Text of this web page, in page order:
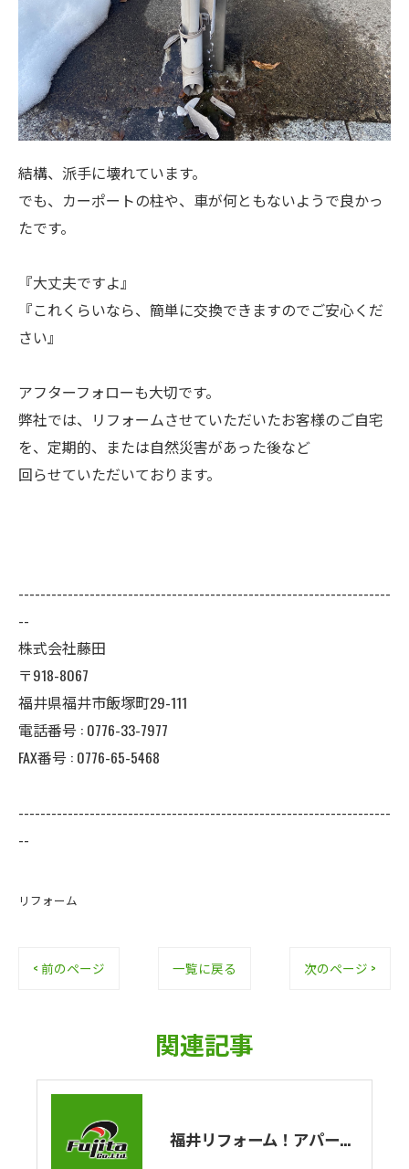
結構、派手に壊れています。
でも、カーポートの柱や、車が何ともないようで良かっ
たです。
『大丈夫ですよ』
『これくらいなら、簡単に交換できますのでご安心くだ
さい』
アフターフォローも大切です。
弊社では、リフォームさせていただいたお客様のご自宅
を、定期的、または自然災害があった後など
回らせていただいております。
--------------------------------------------------------------------
--
株式会社藤田
〒918-8067
福井県福井市飯塚町29-111
電話番号 : 0776-33-7977
FAX番号 : 0776-65-5468
--------------------------------------------------------------------
--
リフォーム
< 前のページ 一覧に戻る 次のページ >
関連記事
福井リフォーム！アパート残り1棟の屋根・外壁塗装工事が開始しました！